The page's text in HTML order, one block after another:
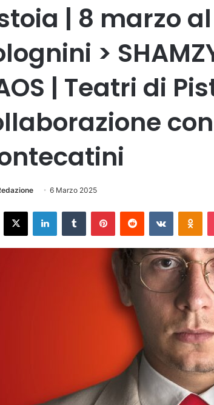
| 8 marzo
>
| Teatri di
6 Marzo 2025